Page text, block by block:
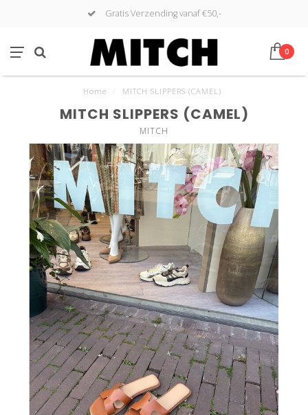
Gratis Verzending vanaf €50,-
0
Home MITCH SLIPPERS (CAMEL)
MITCH SLIPPERS (CAMEL)
MITCH